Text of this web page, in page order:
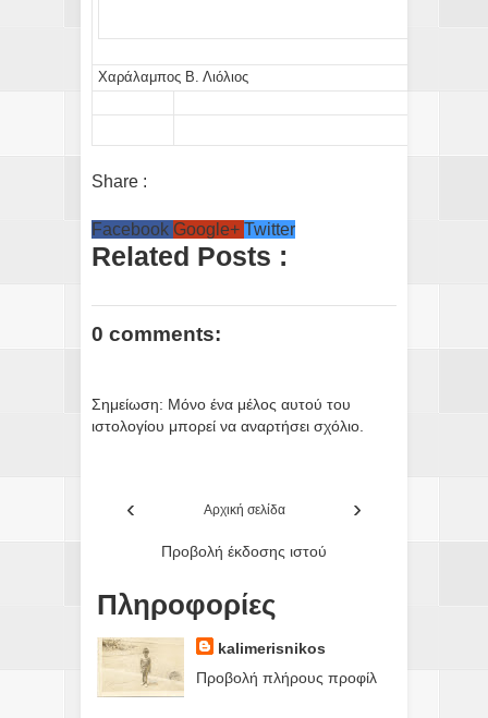
Χαράλαμπος Β. Λιόλιος
Share :
Facebook Google+ Twitter
Related Posts :
0 comments:
Σημείωση: Μόνο ένα μέλος αυτού του
ιστολογίου μπορεί να αναρτήσει σχόλιο.
‹ ›
Αρχική σελίδα
Προβολή έκδοσης ιστού
Πληροφορίες
kalimerisnikos
Προβολή πλήρους προφίλ